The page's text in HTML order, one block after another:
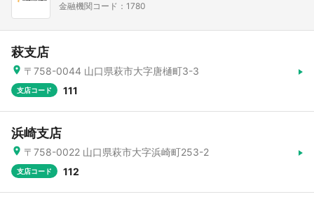
金融機関コード：1780
萩支店
〒758-0044 山口県萩市大字唐樋町3-3
支店コード 111
浜崎支店
〒758-0022 山口県萩市大字浜崎町253-2
支店コード 112